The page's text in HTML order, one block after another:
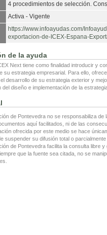
4 procedimientos de selección.
Activa - Vigente
https://www.infoayudas.com/
exportacion-de-ICEX-Espana-
de la ayuda
Next tiene como finalidad introducir y
su estrategia empresarial. Para ello,
desarrollo de su estrategia exterior y
diseño e implementación de la
de Pontevedra no se responsabiliza
aquí facilitados, ni de las
ofrecida por este medio se hace
suspender su difusión total o
de Pontevedra facilita la consulta libre
que la fuente sea citada, no se